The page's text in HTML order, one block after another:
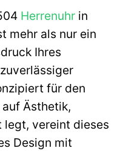
Herrenuhr in
mehr als nur ein
Ihres
für den
Ästhetik,
legt, vereint dieses
Design mit